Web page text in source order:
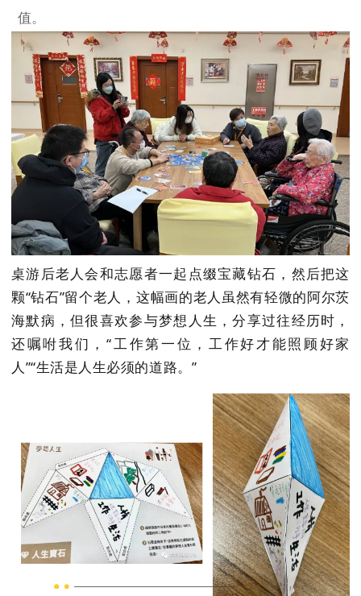
值。
桌游后老人会和志愿者一起点缀宝藏钻石，然后把这
颗“钻石”留个老人，这幅画的老人虽然有轻微的阿尔茨
海默病，但很喜欢参与梦想人生，分享过往经历时，
还嘱咐我们，“工作第一位，工作好才能照顾好家
人”“生活是人生必须的道路。”